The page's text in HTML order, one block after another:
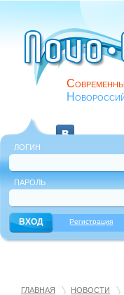
ЛОГИН
ПАРОЛЬ
Регистрация
ГЛАВНАЯ НОВОСТИ